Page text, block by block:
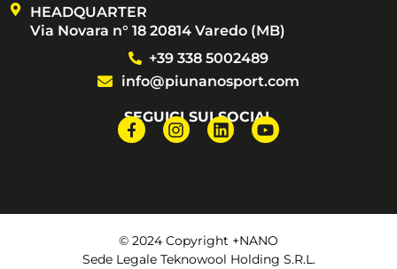
HEADQUARTER
Via Novara n° 18 20814 Varedo (MB)
+39 338 5002489
info@piunanosport.com
SEGUICI SUI SOCIAL
© 2024 Copyright +NANO
Sede Legale Teknowool Holding S.R.L.